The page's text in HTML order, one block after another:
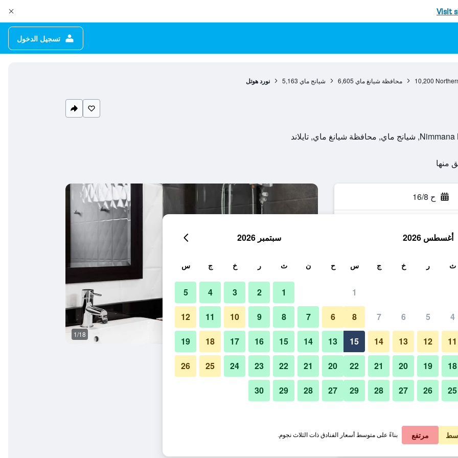
Visit
تسجيل الدخول
10,200 محافظة شيانغ ماي 6,605 شيانج ماي 5,163 نورد هوتل
ح 16/8
في الليلة
﷼ عرض الصفقة
﷼ عرض الصفقة
حمام 1/18
صور لـ نورد هوتل
أغسطس 2026
ث ر خ ج س
1
4
5
6
7
8
11
12
13
14
15
18
19
20
21
22
25
26
27
28
29
سبتمبر 2026
ح ن ث ر خ ج س
1
2
3
4
5
6
7
8
9
10
11
12
13
14
15
16
17
18
19
20
21
22
23
24
25
26
27
28
29
30
مرتفع بناءً على متوسط أسعار الفنادق ذات الثلاث نجوم.